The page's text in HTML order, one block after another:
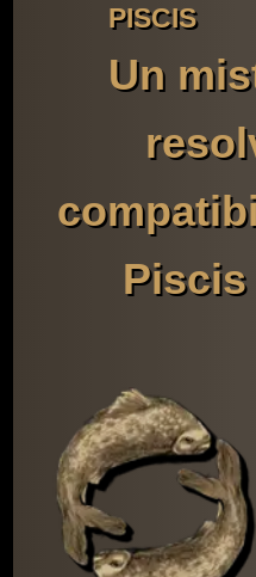
PISCIS
Un
Piscis